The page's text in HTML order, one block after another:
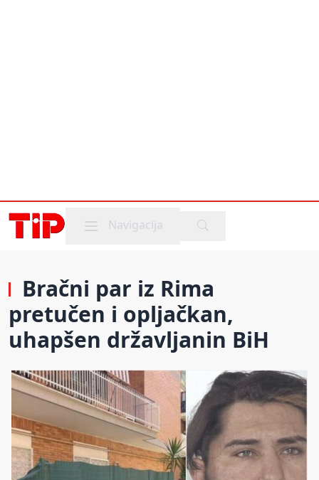
Mobile menu
Navigacija
Bračni par iz Rima
pretučen i opljačkan,
uhapšen državljanin BiH